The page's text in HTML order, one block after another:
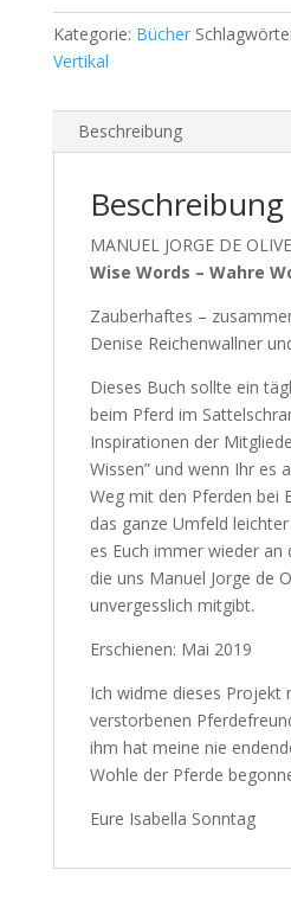
-
Wahre
Worte
Kategorie: Bücher
Vertikal
Beschreibung
Beschreibung
MANUEL JORGE DE
Wise Words – Wahre
Zauberhaftes –
Denise Reichenwallner
Dieses Buch sollte ein
beim Pferd im
Inspirationen der
Wissen” und wenn Ihr es
Weg mit den Pferden bei
das ganze Umfeld
es Euch immer wieder an
die uns Manuel Jorge de
unvergesslich mitgibt.
Erschienen: Mai 2019
Ich widme dieses Projekt
verstorbenen
ihm hat meine nie
Wohle der Pferde
Eure Isabella Sonntag